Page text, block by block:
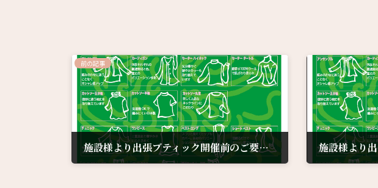
前の記事
施設様より出張ブティック開催前のご要望を頂きました。